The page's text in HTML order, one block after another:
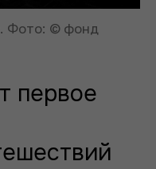
Фото: © фонд
первое